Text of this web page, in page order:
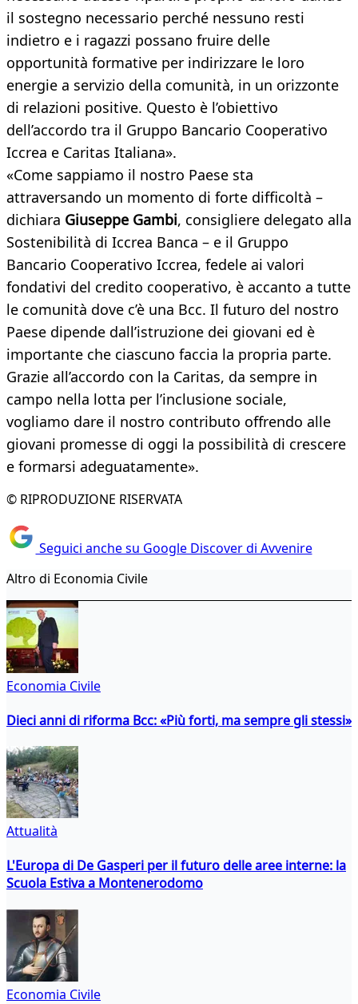
il sostegno necessario perché nessuno resti
indietro e i ragazzi possano fruire delle
opportunità formative per indirizzare le loro
energie a servizio della comunità, in un orizzonte
di relazioni positive. Questo è l’obiettivo
dell’accordo tra il Gruppo Bancario Cooperativo
Iccrea e Caritas Italiana».
«Come sappiamo il nostro Paese sta
attraversando un momento di forte difficoltà –
dichiara Giuseppe Gambi, consigliere delegato alla
Sostenibilità di Iccrea Banca – e il Gruppo
Bancario Cooperativo Iccrea, fedele ai valori
fondativi del credito cooperativo, è accanto a tutte
le comunità dove c’è una Bcc. Il futuro del nostro
Paese dipende dall’istruzione dei giovani ed è
importante che ciascuno faccia la propria parte.
Grazie all’accordo con la Caritas, da sempre in
campo nella lotta per l’inclusione sociale,
vogliamo dare il nostro contributo offrendo alle
giovani promesse di oggi la possibilità di crescere
e formarsi adeguatamente».
© RIPRODUZIONE RISERVATA
Seguici anche su Google Discover di Avvenire
Altro di Economia Civile
Economia Civile
Dieci anni di riforma Bcc: «Più forti, ma sempre gli stessi»
Attualità
L'Europa di De Gasperi per il futuro delle aree interne: la
Scuola Estiva a Montenerodomo
Economia Civile